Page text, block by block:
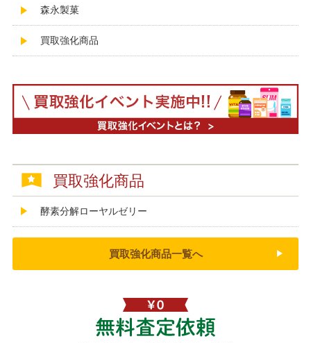
森永製菓
買取強化商品
買取強化商品
酵素分解ローヤルゼリー
買取強化商品一覧へ